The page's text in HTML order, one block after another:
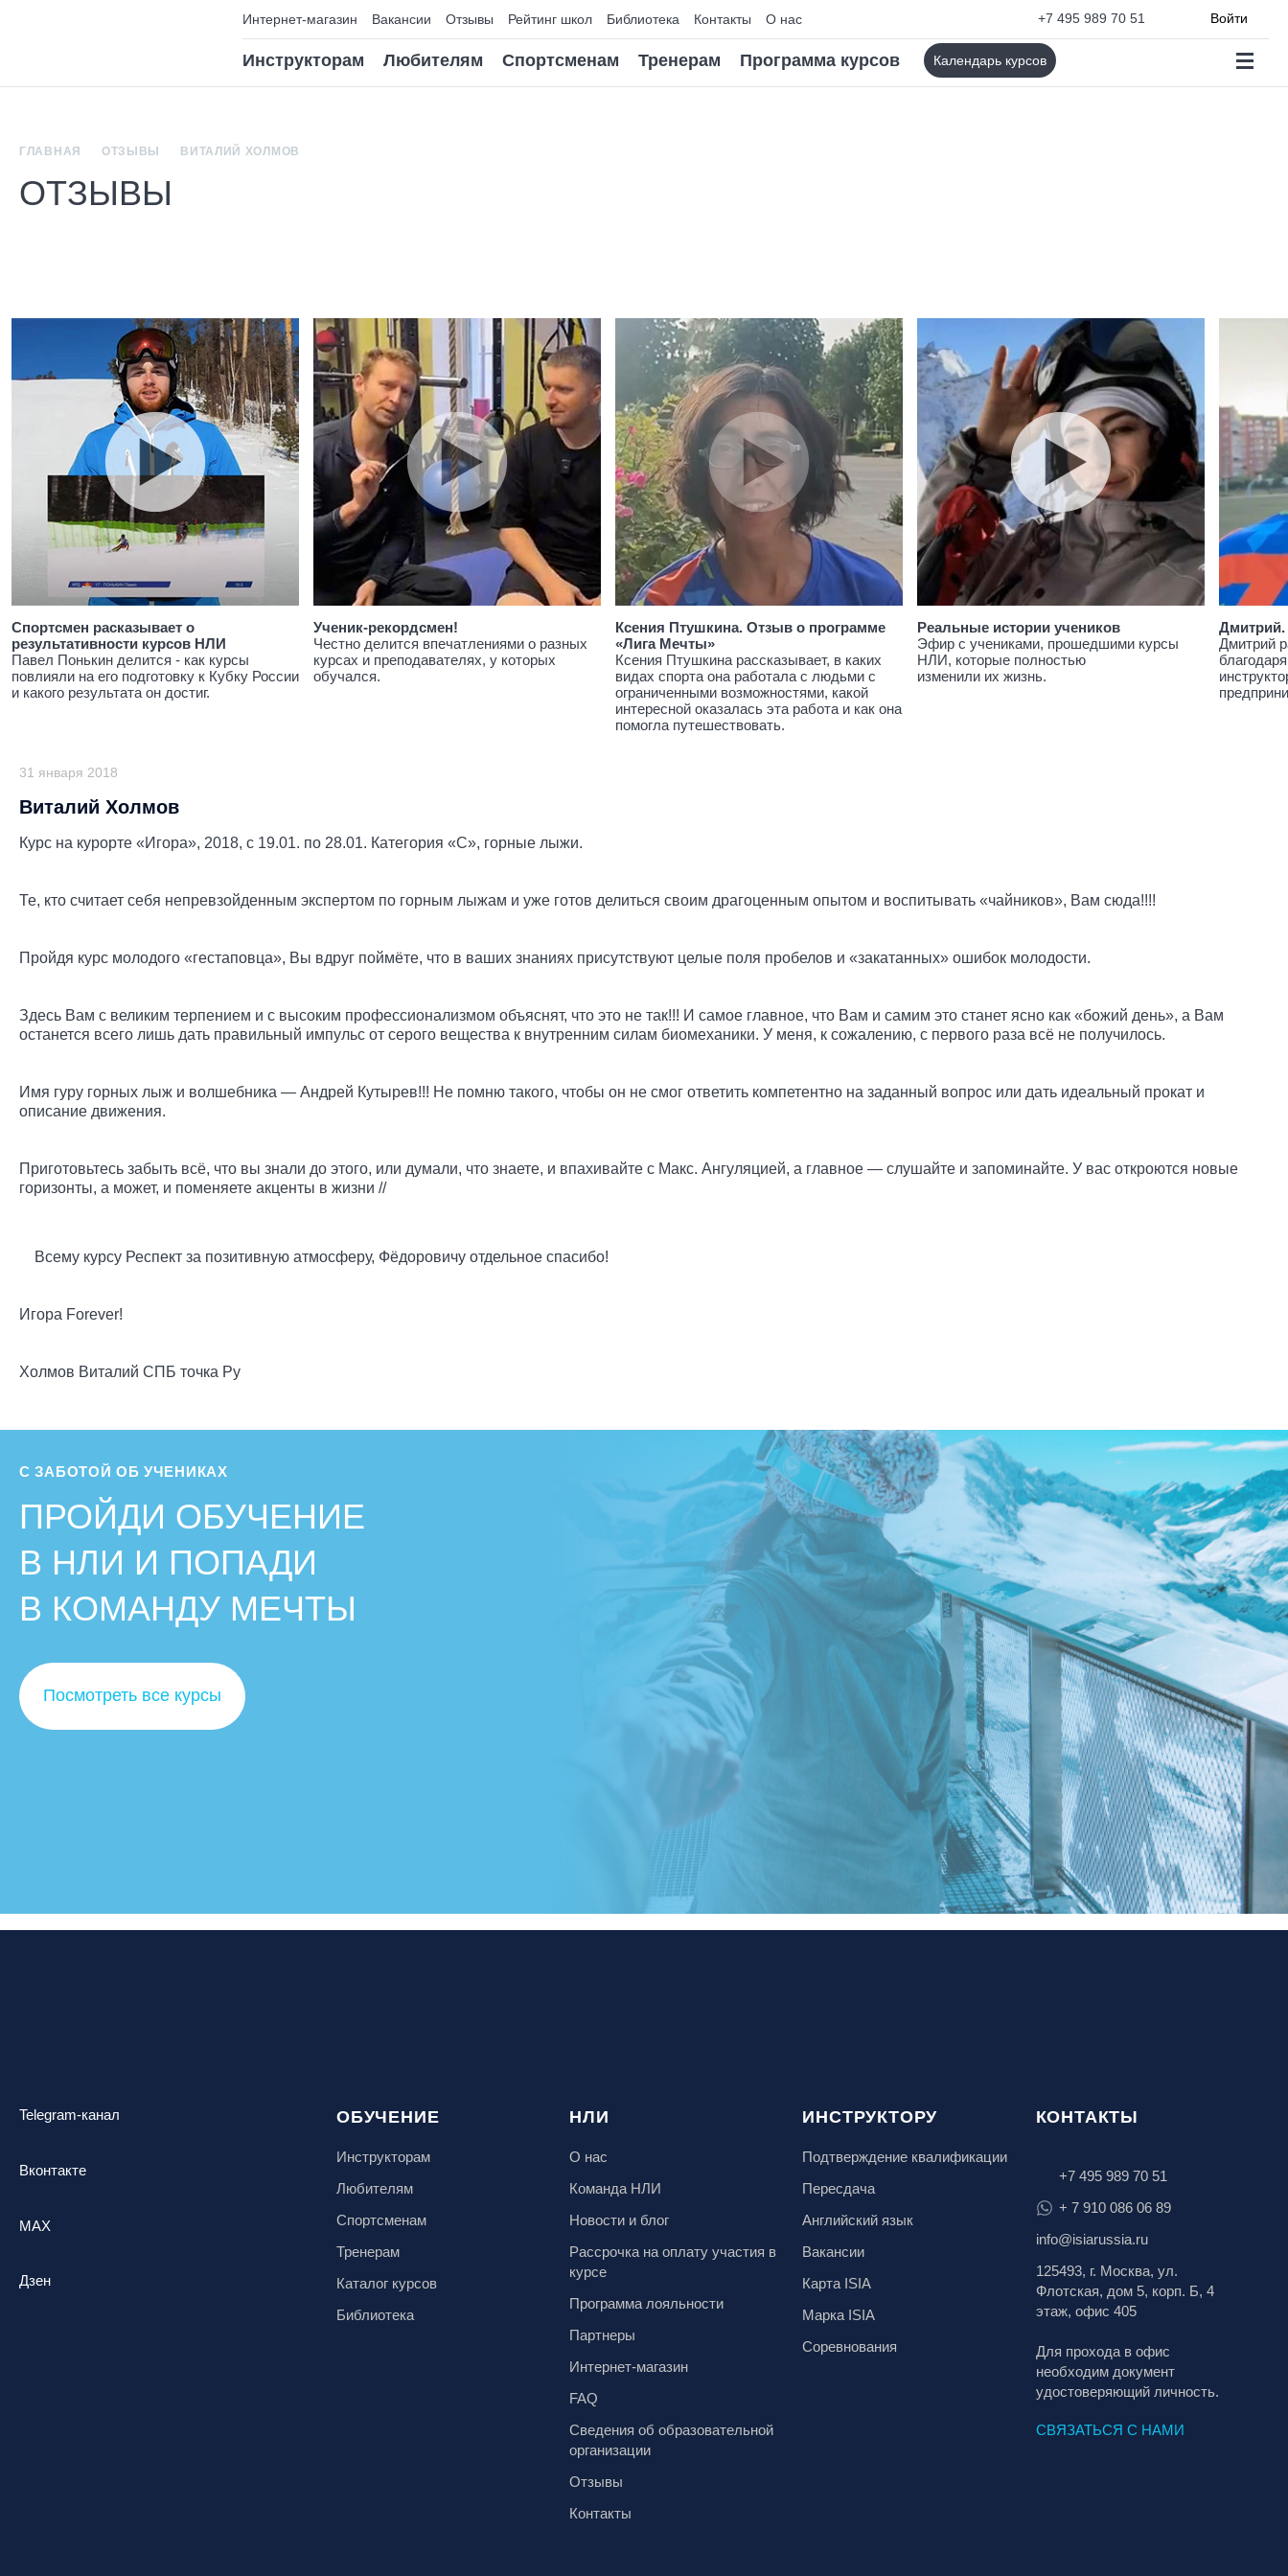
Интернет-магазин Вакансии Отзывы Рейтинг школ Библиотека Контакты О нас +7 495 989 70 51 Войти
Инструкторам Любителям Спортсменам Тренерам Программа курсов Календарь курсов
ГЛАВНАЯ ОТЗЫВЫ ВИТАЛИЙ ХОЛМОВ
ОТЗЫВЫ
Спортсмен расказывает о
результативности курсов НЛИ
Павел Понькин делится - как курсы
повлияли на его подготовку к Кубку России
и какого результата он достиг.
Ученик-рекордсмен!
Честно делится впечатлениями о разных
курсах и преподавателях, у которых
обучался.
Ксения Птушкина. Отзыв о программе
«Лига Мечты»
Ксения Птушкина рассказывает, в каких
видах спорта она работала с людьми с
ограниченными возможностями, какой
интересной оказалась эта работа и как она
помогла путешествовать.
Реальные истории учеников
Эфир с учениками, прошедшими курсы
НЛИ, которые полностью
изменили их жизнь.
Дмитрий.
Дмитрий
31 января 2018
Виталий Холмов
Курс на курорте «Игора», 2018, с 19.01. по 28.01. Категория «С», горные лыжи.
Те, кто считает себя непревзойденным экспертом по горным лыжам и уже готов делиться своим драгоценным опытом и воспитывать «чайников», Вам сюда!!!!
Пройдя курс молодого «гестаповца», Вы вдруг поймёте, что в ваших знаниях присутствуют целые поля пробелов и «закатанных» ошибок молодости.
Здесь Вам с великим терпением и с высоким профессионализмом объяснят, что это не так!!! И самое главное, что Вам и самим это станет ясно как «божий день», а Вам
останется всего лишь дать правильный импульс от серого вещества к внутренним силам биомеханики. У меня, к сожалению, с первого раза всё не получилось.
Имя гуру горных лыж и волшебника — Андрей Кутырев!!! Не помню такого, чтобы он не смог ответить компетентно на заданный вопрос или дать идеальный прокат и
описание движения.
Приготовьтесь забыть всё, что вы знали до этого, или думали, что знаете, и впахивайте с Макс. Ангуляцией, а главное — слушайте и запоминайте. У вас откроются новые
горизонты, а может, и поменяете акценты в жизни //
Всему курсу Респект за позитивную атмосферу, Фёдоровичу отдельное спасибо!
Игора Forever!
Холмов Виталий СПБ точка Ру
С ЗАБОТОЙ ОБ УЧЕНИКАХ
ПРОЙДИ ОБУЧЕНИЕ
В НЛИ И ПОПАДИ
В КОМАНДУ МЕЧТЫ
Посмотреть все курсы
Telegram-канал
Вконтакте
MAX
Дзен
ОБУЧЕНИЕ
Инструкторам
Любителям
Спортсменам
Тренерам
Каталог курсов
Библиотека
НЛИ
О нас
Команда НЛИ
Новости и блог
Рассрочка на оплату участия в
курсе
Программа лояльности
Партнеры
Интернет-магазин
FAQ
Сведения об образовательной
организации
Отзывы
Контакты
ИНСТРУКТОРУ
Подтверждение квалификации
Пересдача
Английский язык
Вакансии
Карта ISIA
Марка ISIA
Соревнования
КОНТАКТЫ
+7 495 989 70 51
+ 7 910 086 06 89
info@isiarussia.ru
125493, г. Москва, ул.
Флотская, дом 5, корп. Б, 4
этаж, офис 405
Для прохода в офис
необходим документ
удостоверяющий личность.
СВЯЗАТЬСЯ С НАМИ